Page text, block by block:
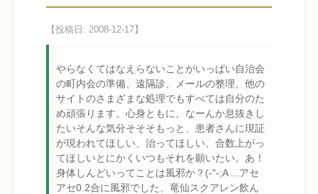
【投稿日: 2008-12-17】
やらなくてはなえらないことがいっぱい自治会
の町内会の準備、遠隔診、メールの整理、他の
サイトのさまざまな処理でもすべては自分のた
め頑張ります。心身ともに、なーんか息抜きし
たいそんな気分そそそもっと、患者さんに現証
が現われてほしい、治ってほしい、合数上がっ
てほしいとにかくいつもそれを願いたい。あ！
身体しんどいってことは風邪か？(-"-;A ...アセ
アセ0.2合に風邪でした、竜仙スクアレン飲ん